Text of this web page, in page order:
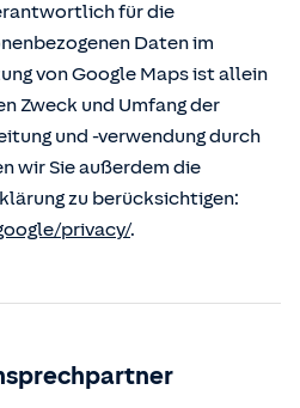
für die
Daten im
von Google Maps ist allein
Zweck und Umfang der
und -verwendung durch
wir Sie außerdem die
zu berücksichtigen:
privacy/.